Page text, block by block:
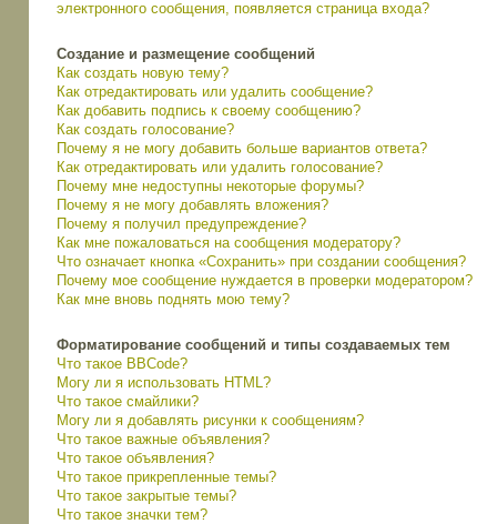
электронного сообщения, появляется страница входа?
Создание и размещение сообщений
Как создать новую тему?
Как отредактировать или удалить сообщение?
Как добавить подпись к своему сообщению?
Как создать голосование?
Почему я не могу добавить больше вариантов ответа?
Как отредактировать или удалить голосование?
Почему мне недоступны некоторые форумы?
Почему я не могу добавлять вложения?
Почему я получил предупреждение?
Как мне пожаловаться на сообщения модератору?
Что означает кнопка «Сохранить» при создании сообщения?
Почему мое сообщение нуждается в проверки модератором?
Как мне вновь поднять мою тему?
Форматирование сообщений и типы создаваемых тем
Что такое BBCode?
Могу ли я использовать HTML?
Что такое смайлики?
Могу ли я добавлять рисунки к сообщениям?
Что такое важные объявления?
Что такое объявления?
Что такое прикрепленные темы?
Что такое закрытые темы?
Что такое значки тем?